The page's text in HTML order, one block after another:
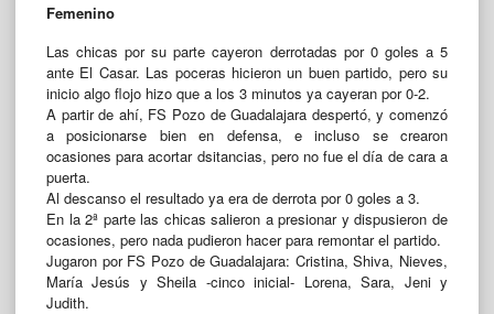
Femenino
Las chicas por su parte cayeron derrotadas por 0 goles a 5
ante El Casar. Las poceras hicieron un buen partido, pero su
inicio algo flojo hizo que a los 3 minutos ya cayeran por 0-2.
A partir de ahí, FS Pozo de Guadalajara despertó, y comenzó
a posicionarse bien en defensa, e incluso se crearon
ocasiones para acortar dsitancias, pero no fue el día de cara a
puerta.
Al descanso el resultado ya era de derrota por 0 goles a 3.
En la 2ª parte las chicas salieron a presionar y dispusieron de
ocasiones, pero nada pudieron hacer para remontar el partido.
Jugaron por FS Pozo de Guadalajara: Cristina, Shiva, Nieves,
María Jesús y Sheila -cinco inicial- Lorena, Sara, Jeni y
Judith.